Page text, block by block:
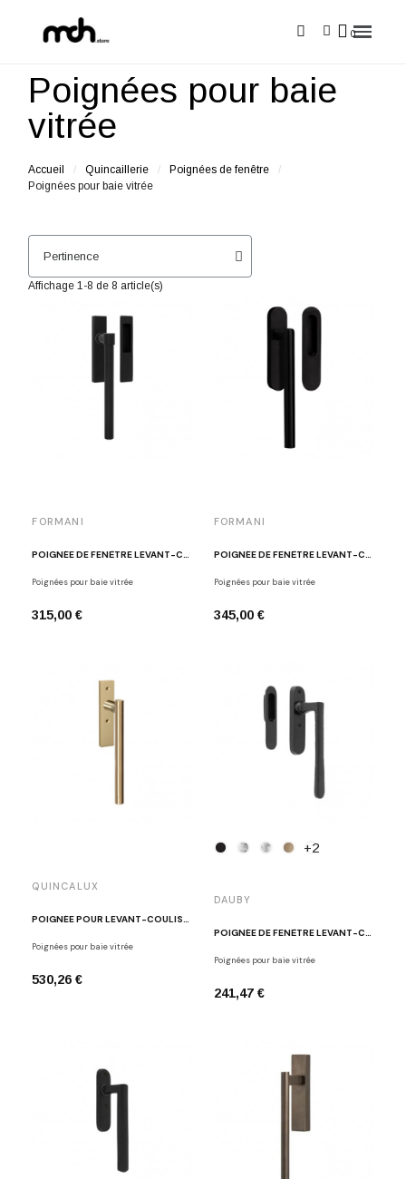
Poignées pour baie
vitrée
Accueil Quincaillerie
Poignées de fenêtre
Poignées pour baie vitrée
Affichage 1-8 de 8 article(s)
FORMANI
POIGNÉE DE FENÊTRE LEVANT-COULISSANT PB230 NM
Poignées pour baie vitrée
315,00 €
FORMANI
POIGNÉE DE FENÊTRE LEVANT-COULISSANT LB230 NM
Poignées pour baie vitrée
345,00 €
QUINCALUX
POIGNÉE POUR LEVANT-COULISSANT MADRID OR MAT
Poignées pour baie vitrée
530,26 €
+2
DAUBY
POIGNÉE DE FENÊTRE LEVANT-COULISSANT PHL
Poignées pour baie vitrée
241,47 €